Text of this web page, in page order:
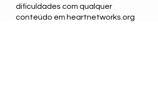
dificuldades com qualquer
conteúdo em heartnetworks.org